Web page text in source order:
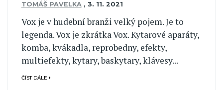
TOMÁŠ PAVELKA , 3. 11. 2021
Vox je v hudební branži velký pojem. Je to
legenda. Vox je zkrátka Vox. Kytarové aparáty,
komba, kvákadla, reprobedny, efekty,
multiefekty, kytary, baskytary, klávesy...
ČÍST DÁLE